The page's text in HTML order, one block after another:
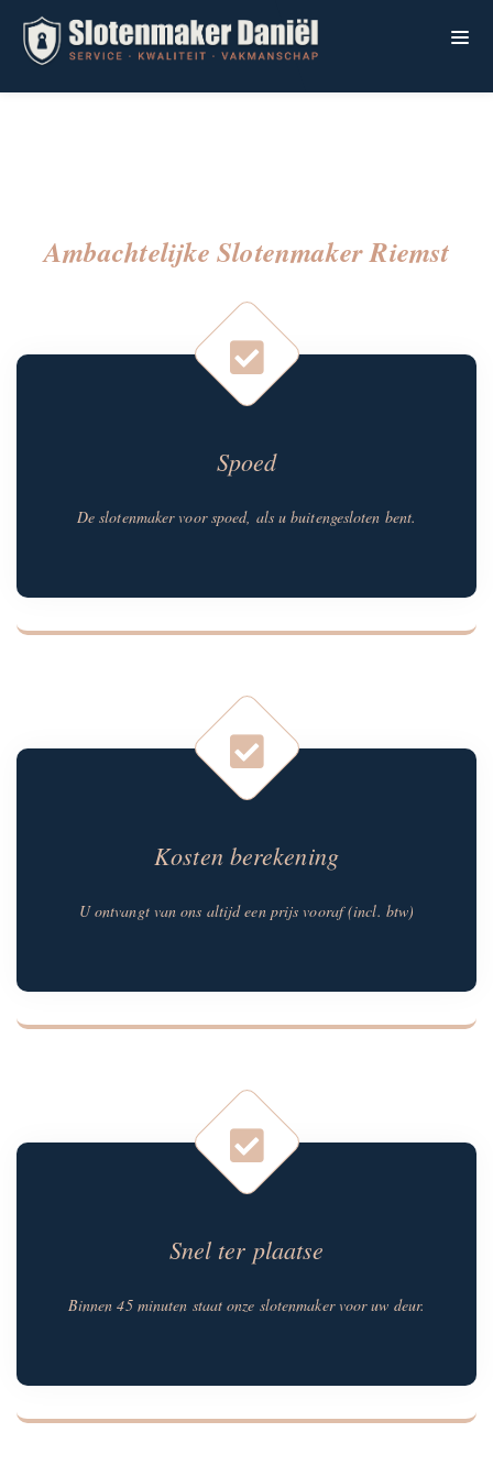
Ambachtelijke Slotenmaker Riemst
Spoed
De slotenmaker voor spoed, als u buitengesloten bent.
Kosten berekening
U ontvangt van ons altijd een prijs vooraf (incl. btw)
Snel ter plaatse
Binnen 45 minuten staat onze slotenmaker voor uw deur.